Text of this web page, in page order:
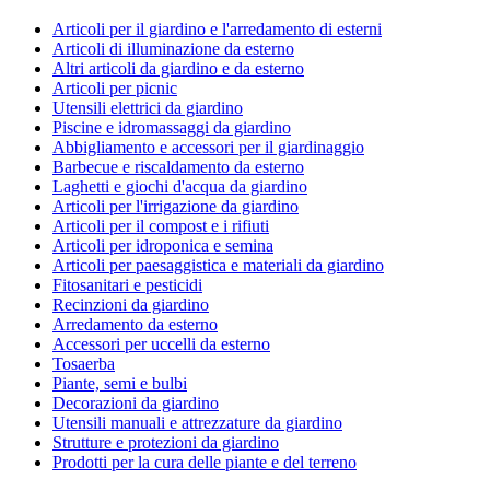
Articoli per il giardino e l'arredamento di esterni
Articoli di illuminazione da esterno
Altri articoli da giardino e da esterno
Articoli per picnic
Utensili elettrici da giardino
Piscine e idromassaggi da giardino
Abbigliamento e accessori per il giardinaggio
Barbecue e riscaldamento da esterno
Laghetti e giochi d'acqua da giardino
Articoli per l'irrigazione da giardino
Articoli per il compost e i rifiuti
Articoli per idroponica e semina
Articoli per paesaggistica e materiali da giardino
Fitosanitari e pesticidi
Recinzioni da giardino
Arredamento da esterno
Accessori per uccelli da esterno
Tosaerba
Piante, semi e bulbi
Decorazioni da giardino
Utensili manuali e attrezzature da giardino
Strutture e protezioni da giardino
Prodotti per la cura delle piante e del terreno